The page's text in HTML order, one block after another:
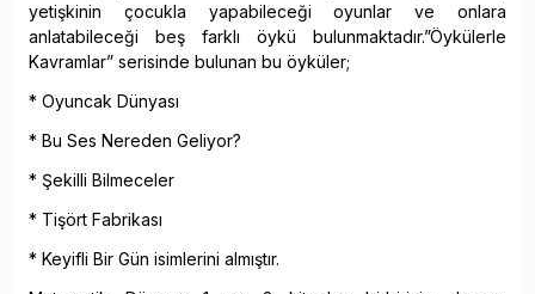
yetişkinin çocukla yapabileceği oyunlar ve onlara
anlatabileceği beş farklı öykü bulunmaktadır.”Öykülerle
Kavramlar” serisinde bulunan bu öyküler;
* Oyuncak Dünyası
* Bu Ses Nereden Geliyor?
* Şekilli Bilmeceler
* Tişört Fabrikası
* Keyifli Bir Gün isimlerini almıştır.